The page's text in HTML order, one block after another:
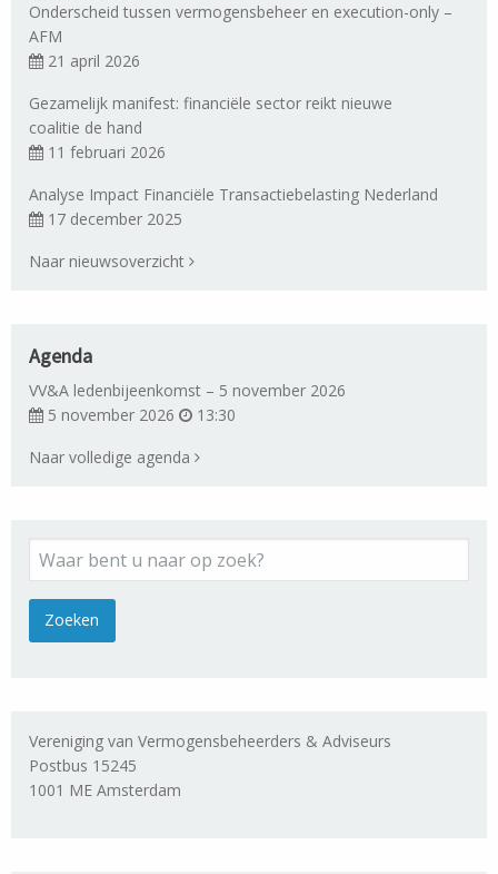
Onderscheid tussen vermogensbeheer en execution-only –
AFM
21 april 2026
Gezamelijk manifest: financiële sector reikt nieuwe
coalitie de hand
11 februari 2026
Analyse Impact Financiële Transactiebelasting Nederland
17 december 2025
Naar nieuwsoverzicht
Agenda
VV&A ledenbijeenkomst – 5 november 2026
5 november 2026
13:30
Naar volledige agenda
Vereniging van Vermogensbeheerders & Adviseurs
Postbus 15245
1001 ME Amsterdam